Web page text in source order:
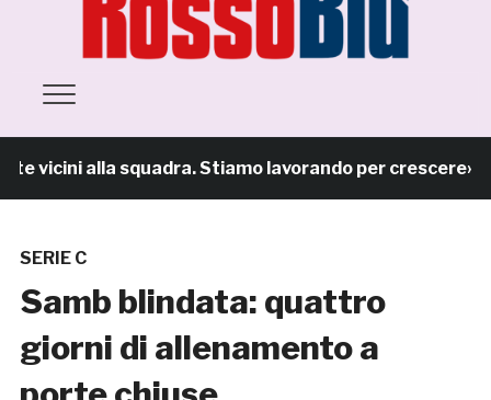
alla squadra. Stiamo lavorando per crescere»
SERIE C
Samb blindata: quattro
giorni di allenamento a